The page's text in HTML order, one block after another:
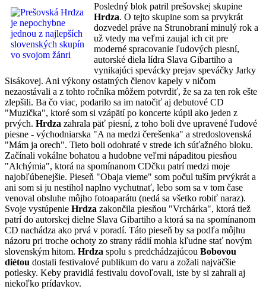
Posledný blok patril prešovskej skupine
Hrdza. O tejto skupine som sa prvykrát
dozvedel práve na Strunobraní minulý rok a
už vtedy ma veľmi zaujal ich cit pre
moderné spracovanie ľudových piesní,
autorské diela lídra Slava Gibartiho a
vynikajúci spevácky prejav speváčky Jarky
Sisákovej. Ani výkony ostatných členov kapely v ničom
nezaostávali a z tohto ročníka môžem potvrdiť, že sa za ten rok ešte
zlepšili. Ba čo viac, podarilo sa im natočiť aj debutové CD
"Muzička", ktoré som si vzápätí po koncerte kúpil ako jeden z
prvých. Hrdza zahrala päť piesní, z toho boli dve upravené ľudové
piesne - východniarska "A na medzi čerešenka" a stredoslovenská
"Mám ja orech". Tieto boli odohraté v strede ich súťažného bloku.
Začínali vokálne bohatou a hudobne veľmi nápaditou piesňou
"Alchýmia", ktorá na spomínanom CDčku patrí medzi moje
najobľúbenejšie. Pieseň "Obaja vieme" som počul tuším prvýkrát a
ani som si ju nestihol naplno vychutnať, lebo som sa v tom čase
venoval obsluhe môjho fotoaparátu (nedá sa všetko robiť naraz).
Svoje vystúpenie Hrdza zakončila piesňou "Vrchárka", ktorá tiež
patrí do autorskej dielne Slava Gibartiho a ktorá sa na spomínanom
CD nachádza ako prvá v poradí. Táto pieseň by sa podľa môjhu
názoru pri troche ochoty zo strany rádií mohla kľudne stať novým
slovenským hitom. Hrdza spolu s predchádzajúcou Bobovou
diétou dostali festivalové publikum do varu a zožali najväčšie
potlesky. Keby pravidlá festivalu dovoľovali, iste by si zahrali aj
niekoľko prídavkov.